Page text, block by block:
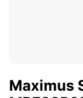
Maximus